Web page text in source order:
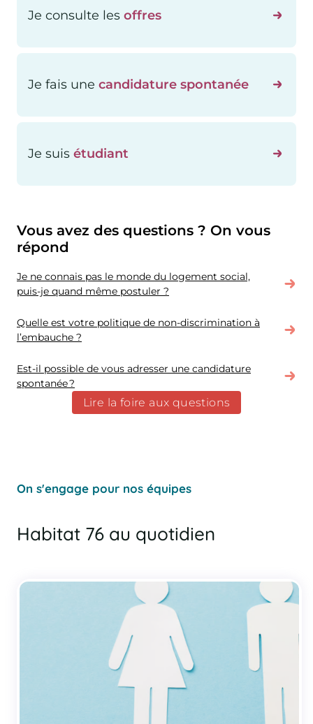
Je consulte les offres
Je fais une candidature spontanée
Je suis étudiant
Vous avez des questions ? On vous
répond
Je ne connais pas le monde du logement social,
puis-je quand même postuler ?
Quelle est votre politique de non-discrimination à
l’embauche ?
Est-il possible de vous adresser une candidature
spontanée ?
Lire la foire aux questions
Habitat 76 au quotidien
On s'engage pour nos équipes